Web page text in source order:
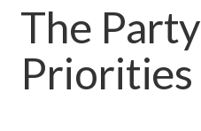
The Party
Priorities